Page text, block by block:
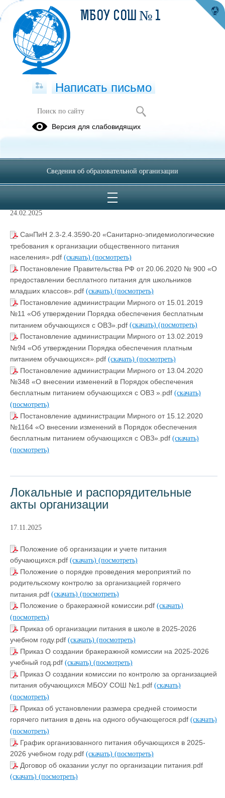
Питание
распорядительные акты
(федерального, регионального,
муниципального уровня)
24.02.2025
СанПиН 2.3-2.4.3590-20 «Санитарно-эпидемиологические
требования к организации общественного питания
населения».pdf (скачать) (посмотреть)
Постановление Правительства РФ от 20.06.2020 № 900 «О
предоставлении бесплатного питания для школьников
младших классов».pdf (скачать) (посмотреть)
Постановление администрации Мирного от 15.01.2019
№11 «Об утверждении Порядка обеспечения бесплатным
питанием обучающихся с ОВЗ».pdf (скачать) (посмотреть)
Постановление администрации Мирного от 13.02.2019
№94 «Об утверждении Порядка обеспечения платным
питанием обучающихся».pdf (скачать) (посмотреть)
Постановление администрации Мирного от 13.04.2020
№348 «О внесении изменений в Порядок обеспечения
бесплатным питанием обучающихся с ОВЗ ».pdf (скачать)
(посмотреть)
Постановление администрации Мирного от 15.12.2020
№1164 «О внесении изменений в Порядок обеспечения
бесплатным питанием обучающихся с ОВЗ».pdf (скачать)
(посмотреть)
Локальные и распорядительные
акты организации
17.11.2025
Положение об организации и учете питания
обучающихся.pdf (скачать) (посмотреть)
Положение о порядке проведения мероприятий по
родительскому контролю за организацией горячего
питания.pdf (скачать) (посмотреть)
Положение о бракеражной комиссии.pdf (скачать)
(посмотреть)
Приказ об организации питания в школе в 2025-2026
учебном году.pdf (скачать) (посмотреть)
Приказ О создании бракеражной комиссии на 2025-2026
учебный год.pdf (скачать) (посмотреть)
Приказ О создании комиссии по контролю за организацией
питания обучающихся МБОУ СОШ №1.pdf (скачать)
(посмотреть)
Приказ об установлении размера средней стоимости
горячего питания в день на одного обучающегося.pdf (скачать)
(посмотреть)
График организованного питания обучающихся в 2025-
2026 учебном году.pdf (скачать) (посмотреть)
Договор об оказании услуг по организации питания.pdf
(скачать) (посмотреть)
МБОУ СОШ № 1
Написать письмо
Версия для слабовидящих
Сведения об образовательной организации